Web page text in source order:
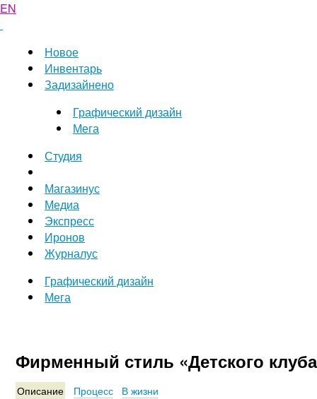
EN
Новое
Инвентарь
Задизайнено
Графический дизайн
Мега
Студия
Магазинус
Медиа
Экспресс
Иронов
Журналус
Графический дизайн
Мега
Фирменный стиль «Детского
Описание Процесс В жизни